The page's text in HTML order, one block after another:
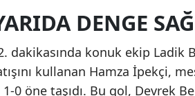
DENGE
dakikasında konuk ekip Ladik
kullanan Hamza İpekçi,
1-0 öne taşıdı. Bu gol, Devrek